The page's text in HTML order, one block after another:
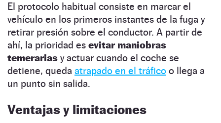
El protocolo habitual consiste en marcar el
vehículo en los primeros instantes de la fuga y
retirar presión sobre el conductor. A partir de
ahí, la prioridad es evitar maniobras
temerarias y actuar cuando el coche se
detiene, queda atrapado en el tráfico o llega a
un punto sin salida.
Ventajas y limitaciones